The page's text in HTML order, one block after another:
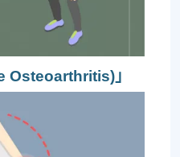
Osteoarthritis)」